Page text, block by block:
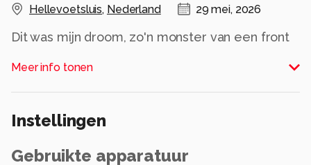
Hellevoetsluis, Nederland 29 mei, 2026
Dit was mijn droom, zo'n monster van een front
collega's, eerder van werk vertrokken toen alles
ernaar wees dat het weleens zou kunnen
lang daarna!!
Alle rechten voorbehouden
Meer info tonen
Instellingen
Gebruikte apparatuur